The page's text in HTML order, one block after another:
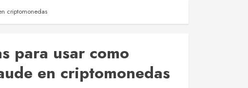
criptomonedas
para usar como
en criptomonedas